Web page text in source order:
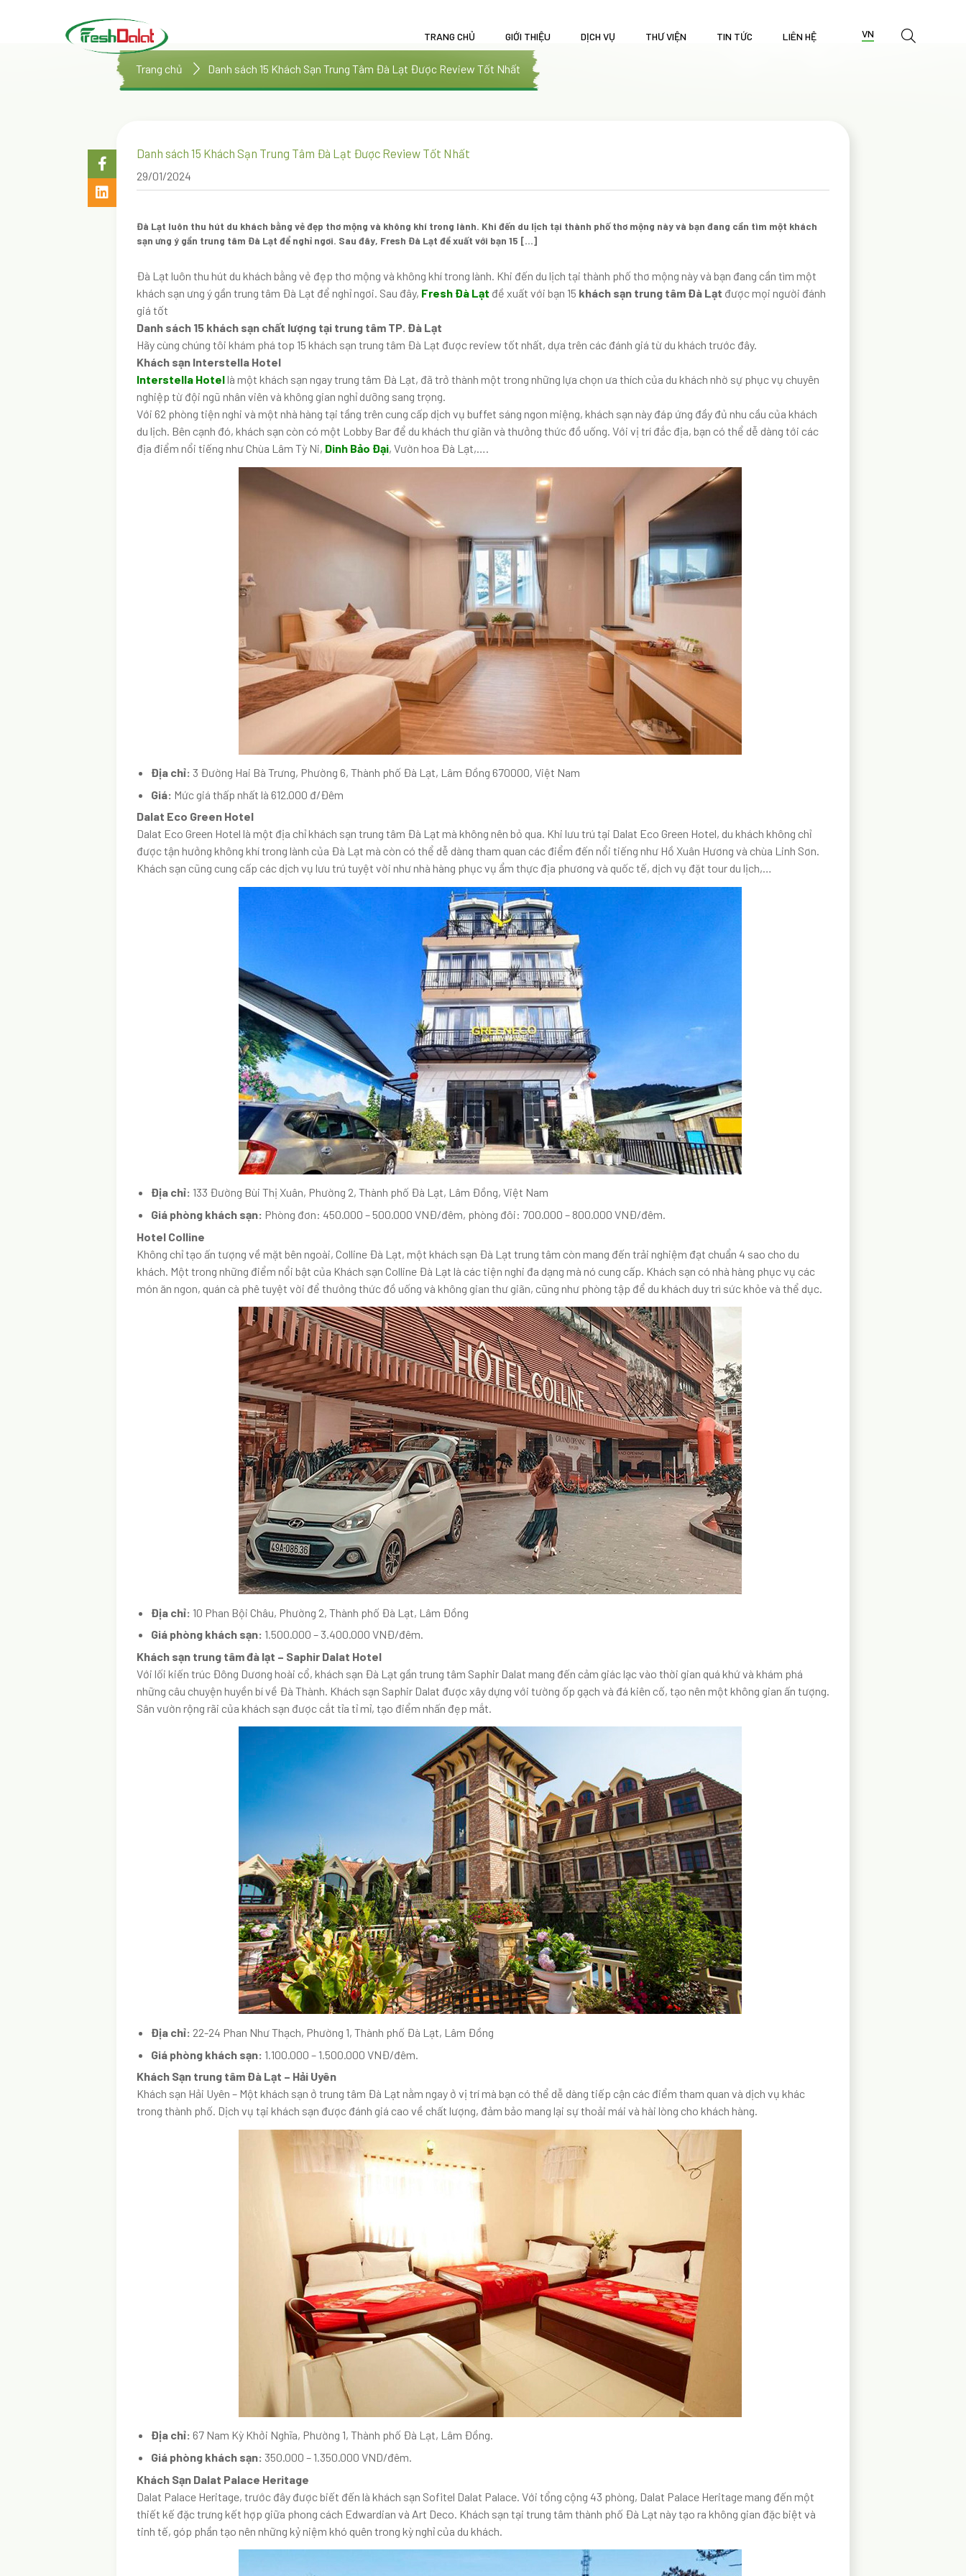
TRANG CHỦ GIỚI THIỆU DỊCH VỤ THƯ VIỆN TIN TỨC LIÊN HỆ VN
Trang chủ Danh sách 15 Khách Sạn Trung Tâm Đà Lạt Được Review Tốt Nhất
Danh sách 15 Khách Sạn Trung Tâm Đà Lạt Được Review Tốt Nhất
29/01/2024
Đà Lạt luôn thu hút du khách bằng vẻ đẹp thơ mộng và không khí trong lành. Khi đến du lịch tại thành phố thơ mộng này và bạn đang cần tìm một khách
sạn ưng ý gần trung tâm Đà Lạt để nghỉ ngơi. Sau đây, Fresh Đà Lạt đề xuất với bạn 15 […]
Đà Lạt luôn thu hút du khách bằng vẻ đẹp thơ mộng và không khí trong lành. Khi đến du lịch tại thành phố thơ mộng này và bạn đang cần tìm một
khách sạn ưng ý gần trung tâm Đà Lạt để nghỉ ngơi. Sau đây, Fresh Đà Lạt đề xuất với bạn 15 khách sạn trung tâm Đà Lạt được mọi người đánh
giá tốt
Danh sách 15 khách sạn chất lượng tại trung tâm TP. Đà Lạt
Hãy cùng chúng tôi khám phá top 15 khách sạn trung tâm Đà Lạt được review tốt nhất, dựa trên các đánh giá từ du khách trước đây.
Khách sạn Interstella Hotel
Interstella Hotellà một khách sạn ngay trung tâm Đà Lạt, đã trở thành một trong những lựa chọn ưa thích của du khách nhờ sự phục vụ chuyên
nghiệp từ đội ngũ nhân viên và không gian nghỉ dưỡng sang trọng.
Với 62 phòng tiện nghi và một nhà hàng tại tầng trên cung cấp dịch vụ buffet sáng ngon miệng, khách sạn này đáp ứng đầy đủ nhu cầu của khách
du lịch. Bên cạnh đó, khách sạn còn có một Lobby Bar để du khách thư giãn và thưởng thức đồ uống. Với vị trí đắc địa, bạn có thể dễ dàng tới các
địa điểm nổi tiếng như Chùa Lâm Tỳ Ni, Dinh Bảo Đại, Vườn hoa Đà Lạt,….
Địa chỉ: 3 Đường Hai Bà Trưng, Phường 6, Thành phố Đà Lạt, Lâm Đồng 670000, Việt Nam
Giá: Mức giá thấp nhất là 612.000 đ/Đêm
Dalat Eco Green Hotel
Dalat Eco Green Hotel là một địa chỉ khách sạn trung tâm Đà Lạt mà không nên bỏ qua. Khi lưu trú tại Dalat Eco Green Hotel, du khách không chỉ
được tận hưởng không khí trong lành của Đà Lạt mà còn có thể dễ dàng tham quan các điểm đến nổi tiếng như Hồ Xuân Hương và chùa Linh Sơn.
Khách sạn cũng cung cấp các dịch vụ lưu trú tuyệt vời như nhà hàng phục vụ ẩm thực địa phương và quốc tế, dịch vụ đặt tour du lịch,…
Địa chỉ: 133 Đường Bùi Thị Xuân, Phường 2, Thành phố Đà Lạt, Lâm Đồng, Việt Nam
Giá phòng khách sạn: Phòng đơn: 450.000 – 500.000 VNĐ/đêm, phòng đôi: 700.000 – 800.000 VNĐ/đêm.
Hotel Colline
Không chỉ tạo ấn tượng về mặt bên ngoài, Colline Đà Lạt, một khách sạn Đà Lạt trung tâm còn mang đến trải nghiệm đạt chuẩn 4 sao cho du
khách. Một trong những điểm nổi bật của Khách sạn Colline Đà Lạt là các tiện nghi đa dạng mà nó cung cấp. Khách sạn có nhà hàng phục vụ các
món ăn ngon, quán cà phê tuyệt vời để thưởng thức đồ uống và không gian thư giãn, cũng như phòng tập để du khách duy trì sức khỏe và thể dục.
Địa chỉ: 10 Phan Bội Châu, Phường 2, Thành phố Đà Lạt, Lâm Đồng
Giá phòng khách sạn: 1.500.000 – 3.400.000 VNĐ/đêm.
Khách sạn trung tâm đà lạt – Saphir Dalat Hotel
Với lối kiến trúc Đông Dương hoài cổ, khách sạn Đà Lạt gần trung tâm Saphir Dalat mang đến cảm giác lạc vào thời gian quá khứ và khám phá
những câu chuyện huyền bí về Đà Thành. Khách sạn Saphir Dalat được xây dựng với tường ốp gạch và đá kiên cố, tạo nên một không gian ấn tượng.
Sân vườn rộng rãi của khách sạn được cắt tỉa tỉ mỉ, tạo điểm nhấn đẹp mắt.
Địa chỉ: 22-24 Phan Như Thạch, Phường 1, Thành phố Đà Lạt, Lâm Đồng
Giá phòng khách sạn: 1.100.000 – 1.500.000 VNĐ/đêm.
Khách Sạn trung tâm Đà Lạt – Hải Uyên
Khách sạn Hải Uyên – Một khách sạn ở trung tâm Đà Lạt nằm ngay ở vị trí mà bạn có thể dễ dàng tiếp cận các điểm tham quan và dịch vụ khác
trong thành phố. Dịch vụ tại khách sạn được đánh giá cao về chất lượng, đảm bảo mang lại sự thoải mái và hài lòng cho khách hàng.
Địa chỉ: 67 Nam Kỳ Khởi Nghĩa, Phường 1, Thành phố Đà Lạt, Lâm Đồng.
Giá phòng khách sạn: 350.000 – 1.350.000 VND/đêm.
Khách Sạn Dalat Palace Heritage
Dalat Palace Heritage, trước đây được biết đến là khách sạn Sofitel Dalat Palace. Với tổng cộng 43 phòng, Dalat Palace Heritage mang đến một
thiết kế đặc trưng kết hợp giữa phong cách Edwardian và Art Deco. Khách sạn tại trung tâm thành phố Đà Lạt này tạo ra không gian đặc biệt và
tinh tế, góp phần tạo nên những kỷ niệm khó quên trong kỳ nghỉ của du khách.